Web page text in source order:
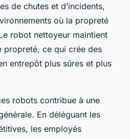
de chutes et d’incidents,
où la propreté
robot nettoyeur maintient
propreté, ce qui crée des
entrepôt plus sûres et plus
robots contribue à une
En déléguant les
les employés